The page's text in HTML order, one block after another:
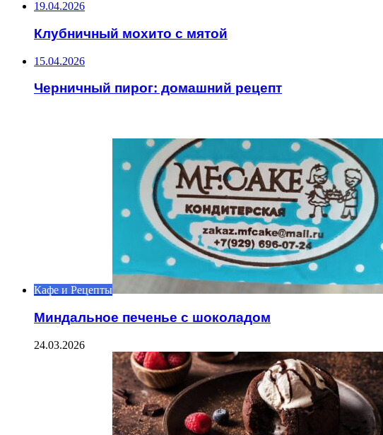
19.04.2026
Клубничный мохито с мятой
15.04.2026
Черничный пирог: домашний рецепт
Кафе и Рецепты
Миндальное печенье с шоколадом
24.03.2026